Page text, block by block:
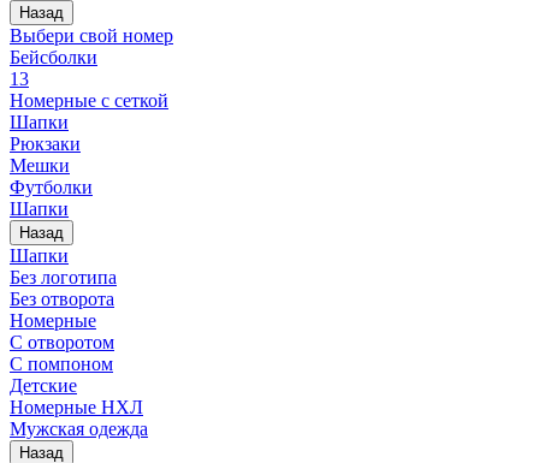
Назад
Выбери свой номер
Бейсболки
13
Номерные с сеткой
Шапки
Рюкзаки
Мешки
Футболки
Шапки
Назад
Шапки
Без логотипа
Без отворота
Номерные
С отворотом
С помпоном
Детские
Номерные НХЛ
Мужская одежда
Назад